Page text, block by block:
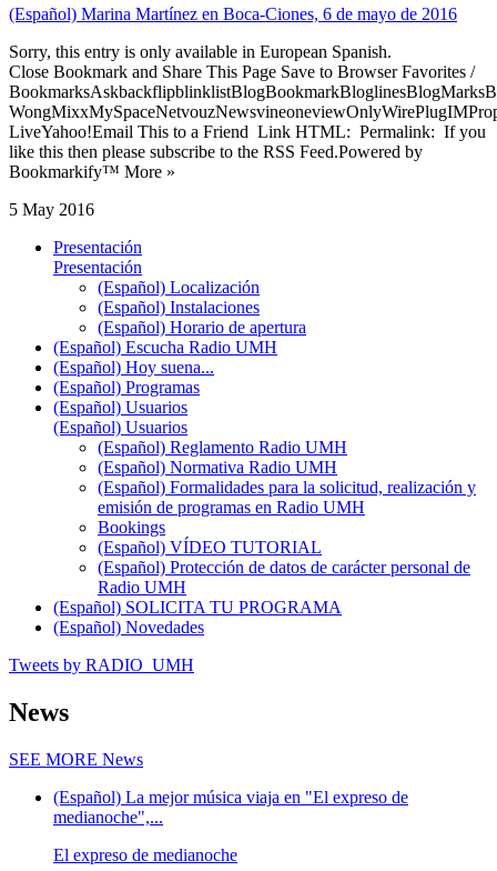
(Español) Marina Martínez en Boca-Ciones, 6 de mayo de 2016
Sorry, this entry is only available in European Spanish.
Close Bookmark and Share This Page Save to Browser Favorites /
LiveYahoo!Email This to a Friend Link HTML: Permalink: If you
like this then please subscribe to the RSS Feed.Powered by
Bookmarkify™ More »
5 May 2016
Presentación
Presentación
(Español) Localización
(Español) Instalaciones
(Español) Horario de apertura
(Español) Escucha Radio UMH
(Español) Hoy suena...
(Español) Programas
(Español) Usuarios
(Español) Usuarios
(Español) Reglamento Radio UMH
(Español) Normativa Radio UMH
(Español) Formalidades para la solicitud, realización y
emisión de programas en Radio UMH
Bookings
(Español) VÍDEO TUTORIAL
(Español) Protección de datos de carácter personal de
Radio UMH
(Español) SOLICITA TU PROGRAMA
(Español) Novedades
Tweets by RADIO_UMH
News
SEE MORE News
(Español) La mejor música viaja en "El expreso de
medianoche",...
El expreso de medianoche